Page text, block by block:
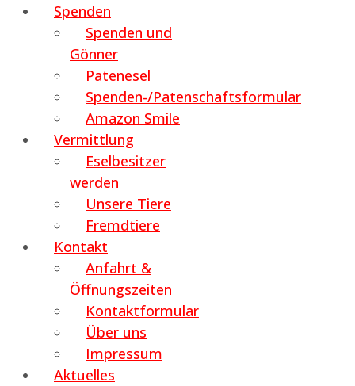
Spenden
Spenden und
Gönner
Patenesel
Spenden-/Patenschaftsformular
Amazon Smile
Vermittlung
Eselbesitzer
werden
Unsere Tiere
Fremdtiere
Kontakt
Anfahrt &
Öffnungszeiten
Kontaktformular
Über uns
Impressum
Aktuelles